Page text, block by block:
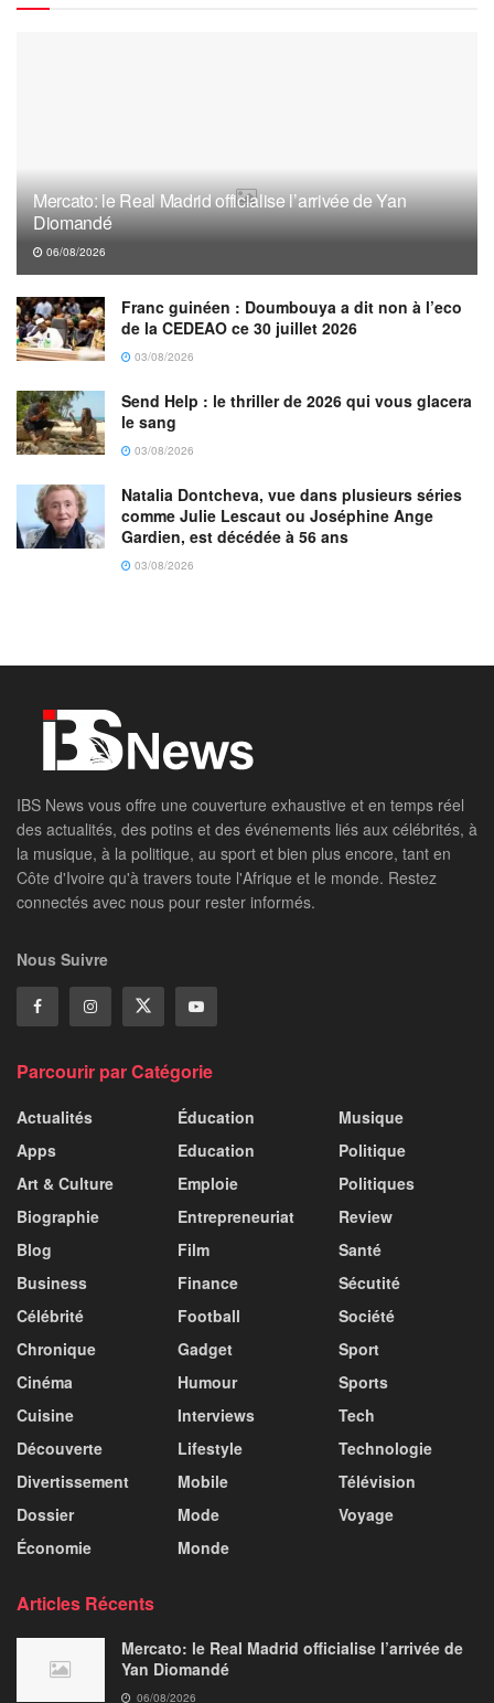
Mercato: le Real Madrid officialise l’arrivée de Yan
Diomandé
06/08/2026
Franc guinéen : Doumbouya a dit non à l’eco
de la CEDEAO ce 30 juillet 2026
03/08/2026
Send Help : le thriller de 2026 qui vous glacera
le sang
03/08/2026
Natalia Dontcheva, vue dans plusieurs séries
comme Julie Lescaut ou Joséphine Ange
Gardien, est décédée à 56 ans
03/08/2026
IBS News vous offre une couverture exhaustive et en temps réel
des actualités, des potins et des événements liés aux célébrités, à
la musique, à la politique, au sport et bien plus encore, tant en
Côte d'Ivoire qu'à travers toute l'Afrique et le monde. Restez
connectés avec nous pour rester informés.
Nous Suivre
Parcourir par Catégorie
Actualités
Apps
Art & Culture
Biographie
Blog
Business
Célébrité
Chronique
Cinéma
Cuisine
Découverte
Divertissement
Dossier
Économie
Éducation
Education
Emploie
Entrepreneuriat
Film
Finance
Football
Gadget
Humour
Interviews
Lifestyle
Mobile
Mode
Monde
Musique
Politique
Politiques
Review
Santé
Sécutité
Société
Sport
Sports
Tech
Technologie
Télévision
Voyage
Articles Récents
Mercato: le Real Madrid officialise l’arrivée de
Yan Diomandé
06/08/2026